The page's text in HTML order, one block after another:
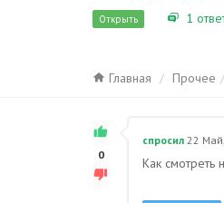
Открыть 1
Главная Прочее
0
спросил 22
Как смотреть